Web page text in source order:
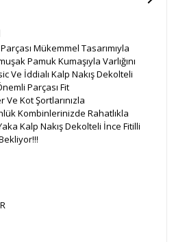
Mükemmel Tasarımıyla
Pamuk Kumaşıyla Varlığını
Ve İddialı Kalp Nakış Dekolteli
Parçası Fit
Ve Kot Şortlarınızla
Kombinlerinizde Rahatlıkla
Kalp Nakış Dekolteli İnce Fitilli